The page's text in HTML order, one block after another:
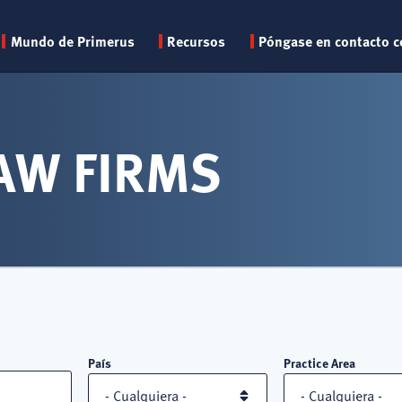
Primary
menu
Mundo de Primerus Recursos Póngase en contacto
FIRMS
País Practice Area